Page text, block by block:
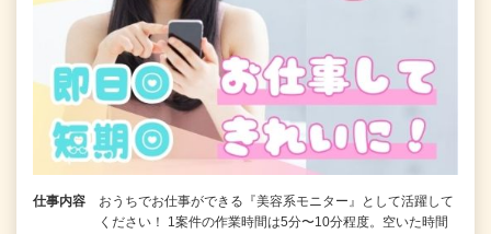
仕事内容
おうちでお仕事ができる『美容系モニター』として活躍して
ください！ 1案件の作業時間は5分〜10分程度。空いた時間